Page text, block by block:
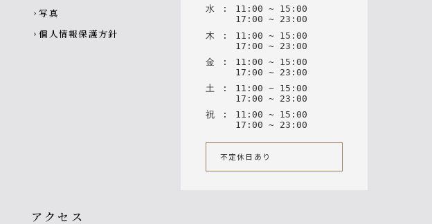
chevron_right 写真
chevron_right 個人情報保護方針
水 : 11 : 00 ~ 15 : 00
17 : 00 ~ 23 : 00
木
: 11 : 00 ~ 15 : 00
17 : 00 ~ 23 : 00
金
: 11 : 00 ~ 15 : 00
17 : 00 ~ 23 : 00
土
: 11 : 00 ~ 15 : 00
17 : 00 ~ 23 : 00
祝 : 11 : 00 ~ 15 : 00
17 : 00 ~ 23 : 00
不定休日あり
アクセス